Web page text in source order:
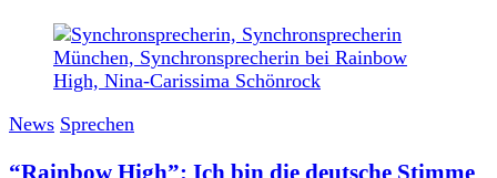
News Sprechen
“Rainbow High”: Ich bin die deutsche Stimme